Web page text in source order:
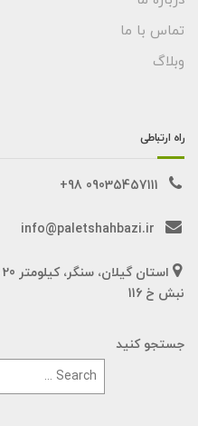
تماس با ما
وبلاگ
راه ارتباطی
09035457111 98+
info@paletshahbazi.ir
نبش خ 116
جستجو کنید